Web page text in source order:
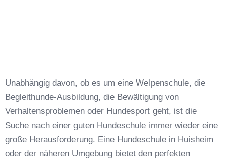
Unabhängig davon, ob es um eine Welpenschule, die
Begleithunde-Ausbildung, die Bewältigung von
Verhaltensproblemen oder Hundesport geht, ist die
Suche nach einer guten Hundeschule immer wieder eine
große Herausforderung. Eine Hundeschule in Huisheim
oder der näheren Umgebung bietet den perfekten